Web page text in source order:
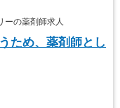
の薬剤師求人
ため、薬剤師とし